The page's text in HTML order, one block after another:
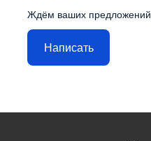
Ждём ваших предложений
Написать